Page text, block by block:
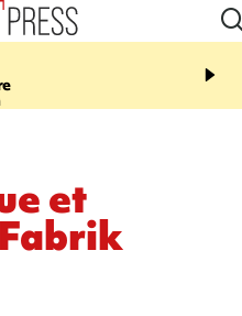
15:03
Vaste feu
l'ouest du pays, 20.000
et